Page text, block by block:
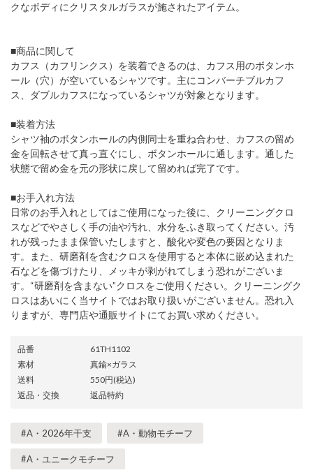
クなボディにクリスタルガラスが施されたアイテム。
■商品に関して
カフス（カフリンクス）を装着できるのは、カフス用のボタンホ
ール（穴）が空いているシャツです。主にコンバーチブルカフ
ス、ダブルカフスになっているシャツが対象となります。
■装着方法
シャツ袖のボタンホールの内側同士を重ね合わせ、カフスの留め
金を回転させて真っ直ぐにし、ボタンホールに通します。通した
状態で留め金を元の形状に戻して留めれば完了です。
■お手入れ方法
日常のお手入れとしてはご使用になった後に、クリーニングクロ
スなどでやさしく手の油や汚れ、水分をふき取ってください。汚
れが残ったまま保管いたしますと、酸化や変色の要因となりま
す。また、研磨剤を含むクロスを使用すると本体に嵌め込まれた
石などを傷づけたり、メッキが剥がれてしまう恐れがございま
す。“研磨剤を含まない”クロスをご使用ください。クリーニングク
ロスはあいにく当サイトではお取り扱いがございません。恐れ入
りますが、専門店や通販サイトにてお買い求めください。
品番
61TH1102
素材
真鍮×ガラス
送料
550円(税込)
返品・交換
返品特約
#A・2026年干支 #A・動物モチーフ
#A・ユニークモチーフ